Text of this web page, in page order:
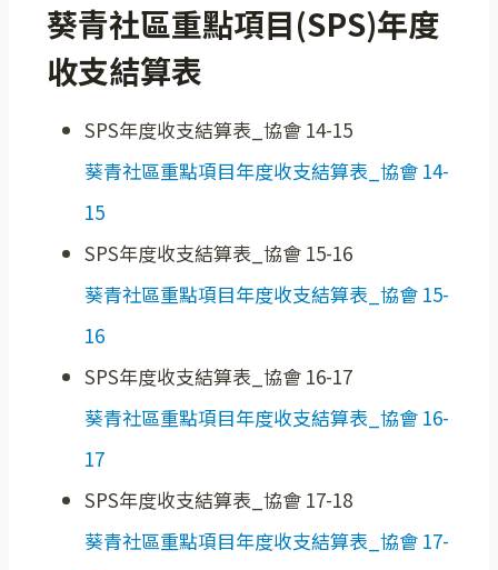
葵青社區重點項目(SPS)年度
收支結算表
SPS年度收支結算表_協會 14-15
葵青社區重點項目年度收支結算表_協會 14-
15
SPS年度收支結算表_協會 15-16
葵青社區重點項目年度收支結算表_協會 15-
16
SPS年度收支結算表_協會 16-17
葵青社區重點項目年度收支結算表_協會 16-
17
SPS年度收支結算表_協會 17-18
葵青社區重點項目年度收支結算表_協會 17-